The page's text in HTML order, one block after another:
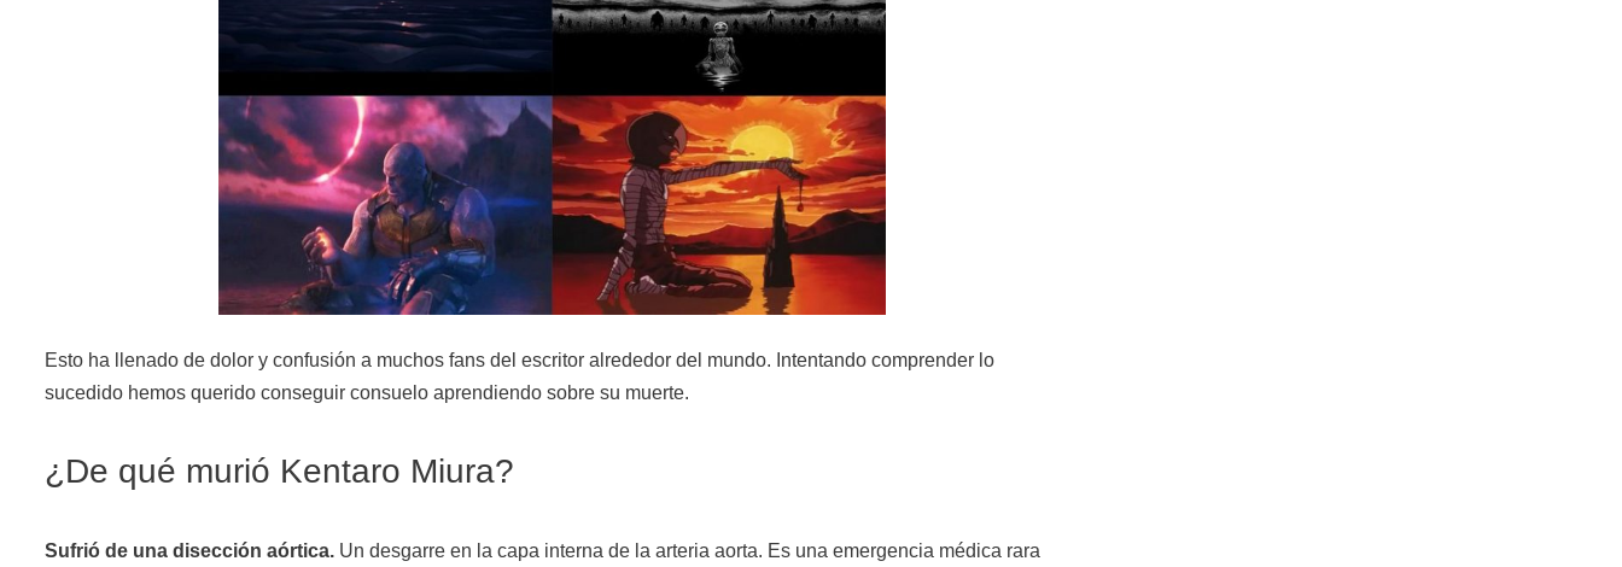
Esto ha llenado de dolor y confusión a muchos fans del escritor alrededor del mundo. Intentando comprender lo
sucedido hemos querido conseguir consuelo aprendiendo sobre su muerte.
¿De qué murió Kentaro Miura?
Sufrió de una disección aórtica. Un desgarre en la capa interna de la arteria aorta. Es una emergencia médica rara